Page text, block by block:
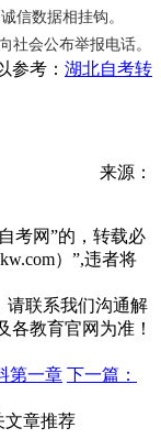
信数据相挂钩。
社会公布举报电话。
参考： 湖北自考转
来源：
考网”的，转载必
）”,违者将
请联系我们沟通解
各教育官网为准！
第一章 下一篇：
文章推荐